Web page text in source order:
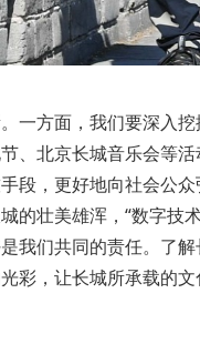
一方面，我们要深入
、北京长城音乐会等
段，更好地向社会公
壮美雄浑，“数字技
我们共同的责任。了
彩，让长城所承载的